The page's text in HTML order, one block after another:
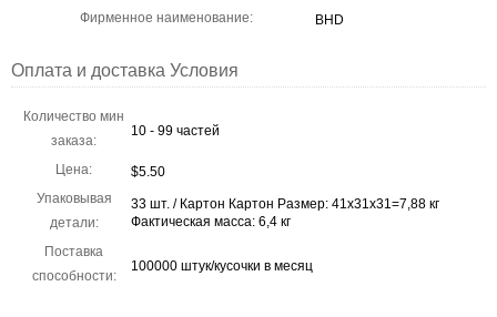
Фирменное наименование:
BHD
Оплата и доставка Условия
Количество мин
заказа:
10 - 99 частей
Цена:
$5.50
Упаковывая
детали:
33 шт. / Картон Картон Размер: 41х31х31=7,88 кг
Фактическая масса: 6,4 кг
Поставка
способности:
100000 штук/кусочки в месяц